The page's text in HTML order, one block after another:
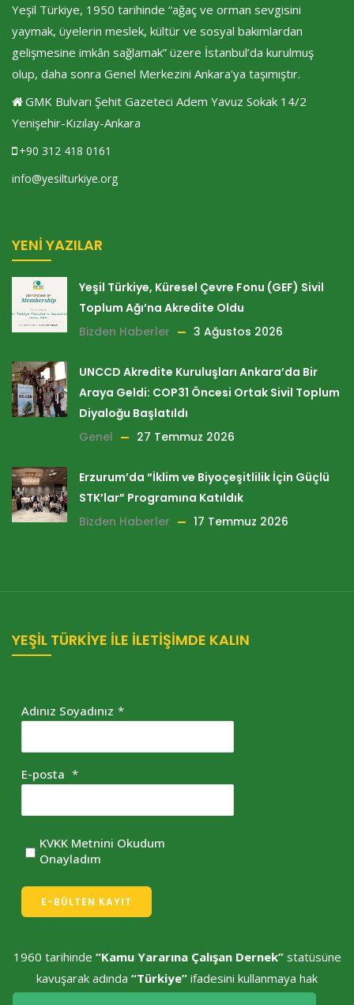
Yeşil Türkiye, 1950 tarihinde “ağaç ve orman sevgisini
yaymak, üyelerin meslek, kültür ve sosyal bakımlardan
gelişmesine imkân sağlamak” üzere İstanbul’da kurulmuş
olup, daha sonra Genel Merkezini Ankara'ya taşımıştır.
GMK Bulvarı Şehit Gazeteci Adem Yavuz Sokak 14/2
Yenişehir-Kızılay-Ankara
+90 312 418 0161
info@yesilturkiye.org
YENI YAZILAR
Yeşil Türkiye, Küresel Çevre Fonu (GEF) Sivil
Toplum Ağı’na Akredite Oldu
Bizden Haberler
3 Ağustos 2026
UNCCD Akredite Kuruluşları Ankara’da Bir
Araya Geldi: COP31 Öncesi Ortak Sivil Toplum
Diyaloğu Başlatıldı
Genel
27 Temmuz 2026
Erzurum’da “İklim ve Biyoçeşitlilik İçin Güçlü
STK’lar” Programına Katıldık
Bizden Haberler
17 Temmuz 2026
YEŞİL TÜRKİYE İLE İLETİŞİMDE KALIN
Adınız Soyadınız *
E-posta *
KVKK Metnini Okudum
Onayladım
E-BÜLTEN KAYIT
1960 tarihinde “Kamu Yararına Çalışan Dernek”statüsüne
kavuşarak adında “Türkiye” ifadesini kullanmaya hak